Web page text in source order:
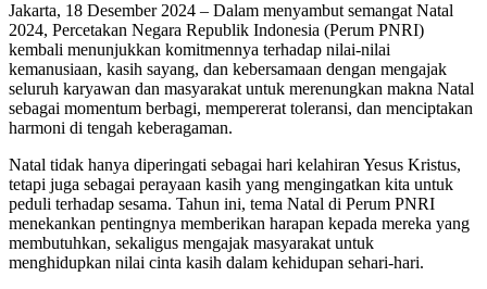
Jakarta, 18 Desember 2024 – Dalam menyambut semangat Natal
2024, Percetakan Negara Republik Indonesia (Perum PNRI)
kembali menunjukkan komitmennya terhadap nilai-nilai
kemanusiaan, kasih sayang, dan kebersamaan dengan mengajak
seluruh karyawan dan masyarakat untuk merenungkan makna Natal
sebagai momentum berbagi, mempererat toleransi, dan menciptakan
harmoni di tengah keberagaman.
Natal tidak hanya diperingati sebagai hari kelahiran Yesus Kristus,
tetapi juga sebagai perayaan kasih yang mengingatkan kita untuk
peduli terhadap sesama. Tahun ini, tema Natal di Perum PNRI
menekankan pentingnya memberikan harapan kepada mereka yang
membutuhkan, sekaligus mengajak masyarakat untuk
menghidupkan nilai cinta kasih dalam kehidupan sehari-hari.